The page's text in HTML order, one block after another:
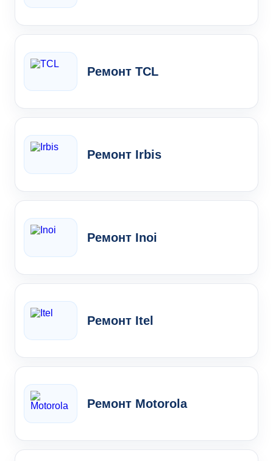
Ремонт TCL
Ремонт Irbis
Ремонт Inoi
Ремонт Itel
Ремонт Motorola